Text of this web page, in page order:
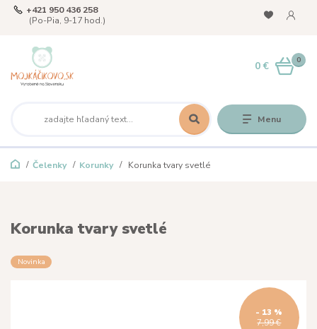
Menu
+421 950 436 258
(Po-Pia, 9-17 hod.)
0
0 €
Čelenky Korunky Korunka tvary svetlé
Korunka tvary svetlé
Novinka
7,99 €
- 13 %